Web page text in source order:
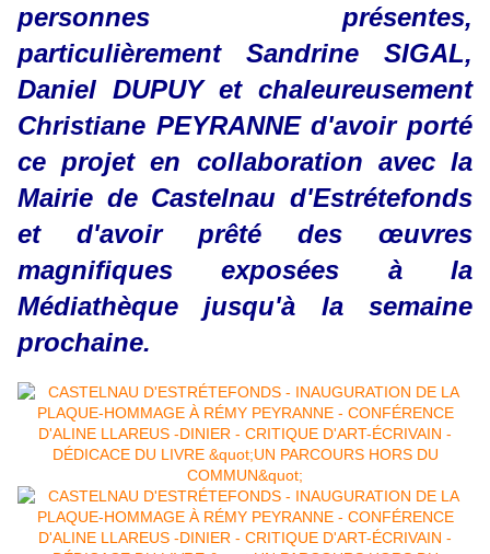
personnes présentes,
particulièrement Sandrine SIGAL,
Daniel DUPUY et chaleureusement
Christiane PEYRANNE d'avoir porté
ce projet en collaboration avec la
Mairie de Castelnau d'Estrétefonds
et d'avoir prêté des œuvres
magnifiques exposées à la
Médiathèque jusqu'à la semaine
prochaine.